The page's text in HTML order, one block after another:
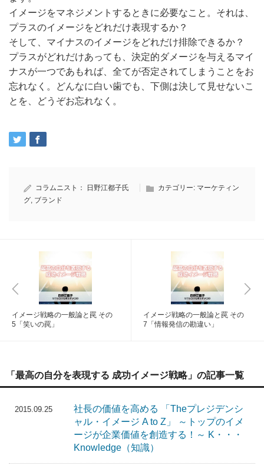
イメージをマネジメントするときに必要なこと。それは、
プラスのイメージをどれだけ表現するか？
そして、マイナスのイメージをどれだけ排除できるか？
プラスがどれだけあっても、決定的ダメージを与えるマイ
ナスが一つであもれば、全てが否定されてしまうことをお
忘れなく。どんなに白い歯でも、下側は決して見せないこ
とを、どうぞお忘れなく。
コラムニスト： 日野江都子氏 カテゴリー: マーケティン
グ ブランド
イメージ戦略の一般論と罠 その
5「笑いの罠」
イメージ戦略の一般論と罠 その
7「情報発信の勘違い」
「最高の自分を表現する 成功イメージ戦略」の記事一覧
2015.09.25
社長の価値を高める 「Theプレジデンシ
ャル・イメージ A to Z」 ～トップのイメ
ージが企業価値を創造する！～ K・・・
Knowledge（知識）